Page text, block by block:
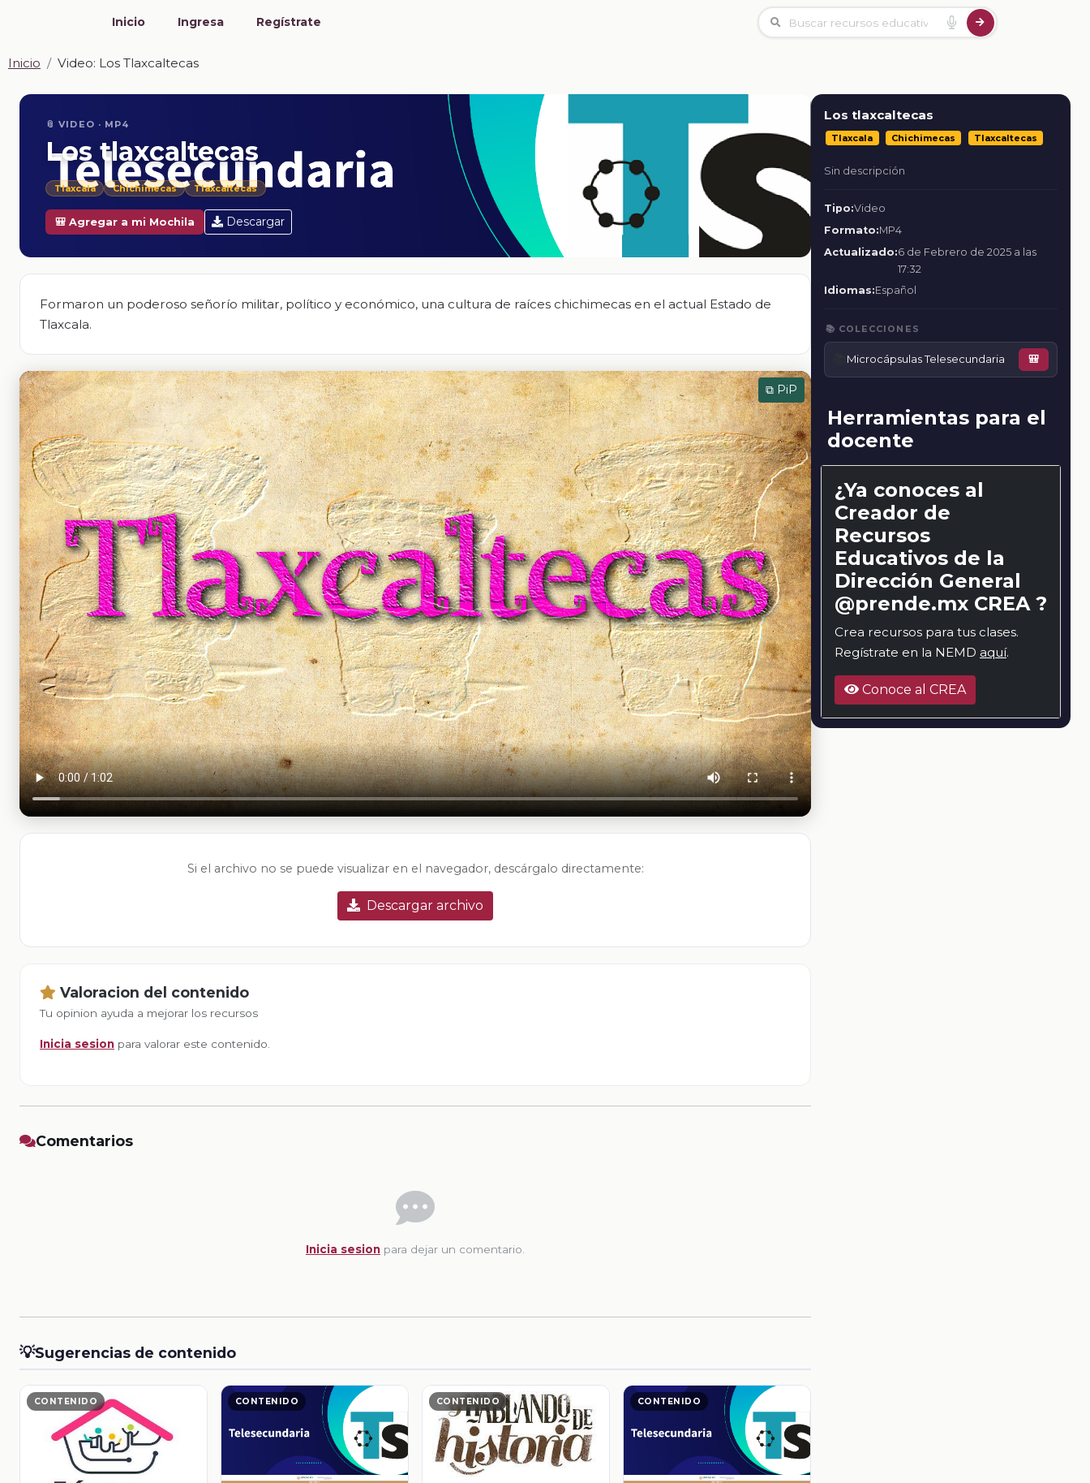
Inicio Ingresa Regístrate
Inicio Video: Los Tlaxcaltecas
📎 VIDEO · MP4
Los tlaxcaltecas
Tlaxcala Chichimecas Tlaxcaltecas
🎒 Agregar a mi Mochila Descargar
Formaron un poderoso señorío militar, político y económico, una cultura de raíces chichimecas en el actual Estado de
Tlaxcala.
⧉ PiP
Si el archivo no se puede visualizar en el navegador, descárgalo directamente:
Descargar archivo
Valoracion del contenido
Tu opinion ayuda a mejorar los recursos
Inicia sesion para valorar este contenido.
Comentarios
Inicia sesion para dejar un comentario.
💡Sugerencias de contenido
CONTENIDO CONTENIDO CONTENIDO CONTENIDO
Los tlaxcaltecas
Tlaxcala Chichimecas Tlaxcaltecas
Sin descripción
Tipo:Video
Formato:MP4
Actualizado:6 de Febrero de 2025 a las
17:32
Idiomas:Español
📚 COLECCIONES
Microcápsulas Telesecundaria 🎒
Herramientas para el
docente
¿Ya conoces al
Creador de
Recursos
Educativos de la
Dirección General
@prende.mx CREA ?
Crea recursos para tus clases.
Regístrate en la NEMD aquí.
Conoce al CREA